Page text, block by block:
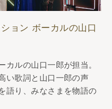
ョン ボーカルの山口
カルの山口一郎が担当。
い歌詞と山口一郎の声
語り、みなさまを物語の